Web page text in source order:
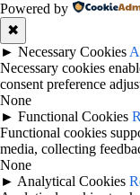
Powered by
✖
► Necessary Cookies
Necessary cookies
consent preference
None
► Functional Cookies
Functional cookies
media, collecting
None
► Analytical Cookies